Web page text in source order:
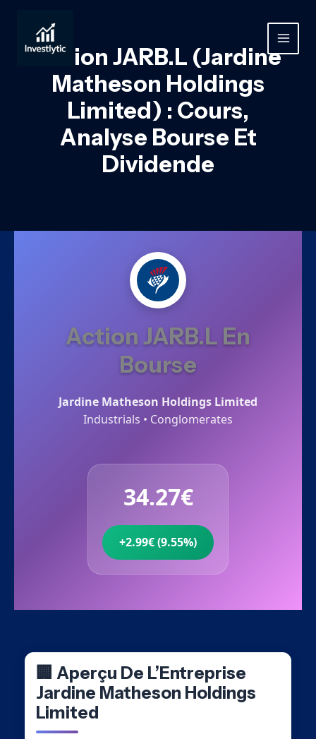
contenu
MAIN
Action JARB.L (Jardine
Matheson Holdings
Limited) : Cours,
Analyse Bourse Et
Dividende
Action JARB.L En
Bourse
Jardine Matheson Holdings Limited
Industrials • Conglomerates
34.27€
+2.99€ (9.55%)
🏢 Aperçu De L’Entreprise
Jardine Matheson Holdings
Limited